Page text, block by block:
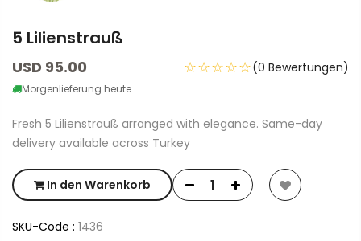
5 Lilienstrauß
USD 95.00
Morgenlieferung heute
☆☆☆☆☆(0 Bewertungen)
Fresh 5 Lilienstrauß arranged with elegance. Same-day
delivery available across Turkey
In den Warenkorb
SKU-Code : 1436